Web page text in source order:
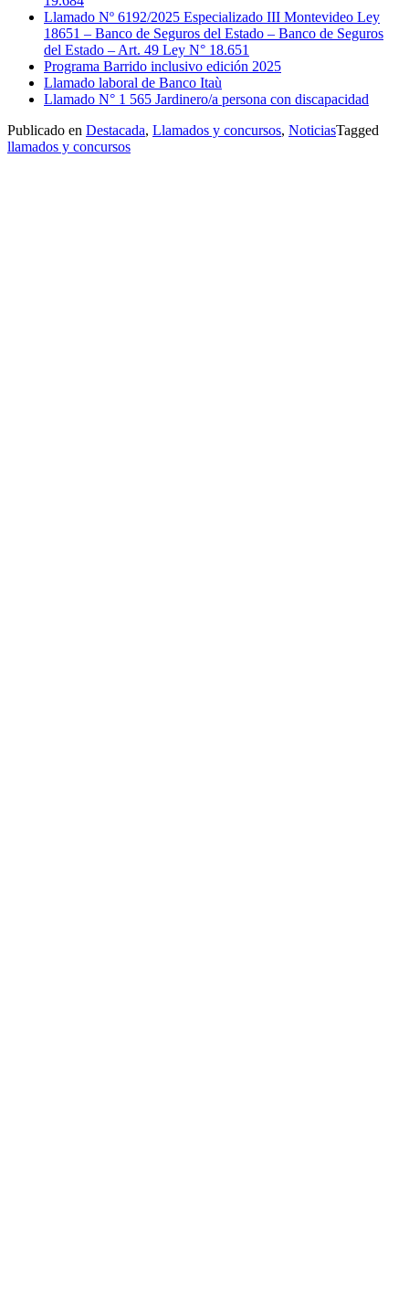
Llamado Nº 6192/2025 Especializado III Montevideo Ley
18651 – Banco de Seguros del Estado – Banco de Seguros
del Estado – Art. 49 Ley N° 18.651
Programa Barrido inclusivo edición 2025
Llamado laboral de Banco Itaù
Llamado N° 1 565 Jardinero/a persona con discapacidad
Publicado en Destacada, Llamados y concursos, NoticiasTagged
llamados y concursos